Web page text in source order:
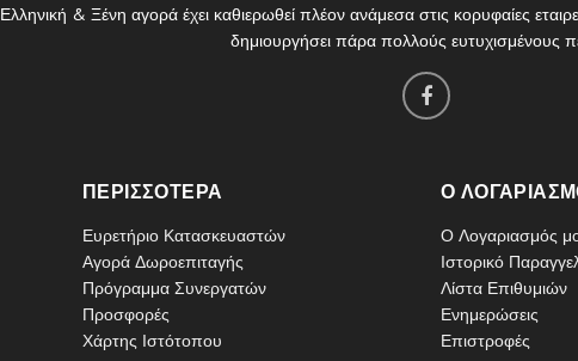
Ελληνική & Ξένη αγορά έχει καθιερωθεί πλέον ανάμεσα στις κορυφαίες
δημιουργήσει πάρα πολλούς ευτυχισμένους
ΠΕΡΙΣΣΌΤΕΡΑ
Ευρετήριο Κατασκευαστών
Αγορά Δωροεπιταγής
Πρόγραμμα Συνεργατών
Προσφορές
Χάρτης Ιστότοπου
Ο
Ο Λογαριασμός
Ιστορικό
Λίστα Επιθυμιών
Ενημερώσεις
Επιστροφές